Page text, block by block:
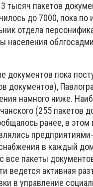
тысяч пакетов
до 7000, пока по
отдела
населения
документов пока
документов),
намного ниже.
(255 пакетов
ранее, в
в каждый
все пакеты
ведется активная
в управление